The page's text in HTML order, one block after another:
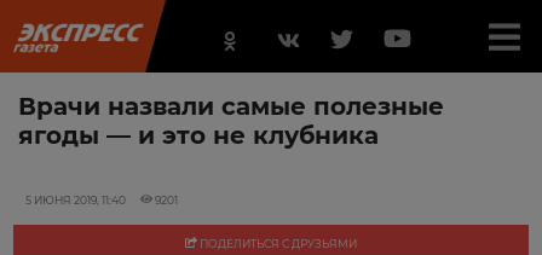
Врачи назвали самые полезные
ягоды — и это не клубника
5 ИЮНЯ 2019, 11:40 9201
ПОДЕЛИТЬСЯ С ДРУЗЬЯМИ